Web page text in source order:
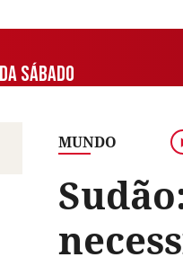
SÁBADO
MUNDO